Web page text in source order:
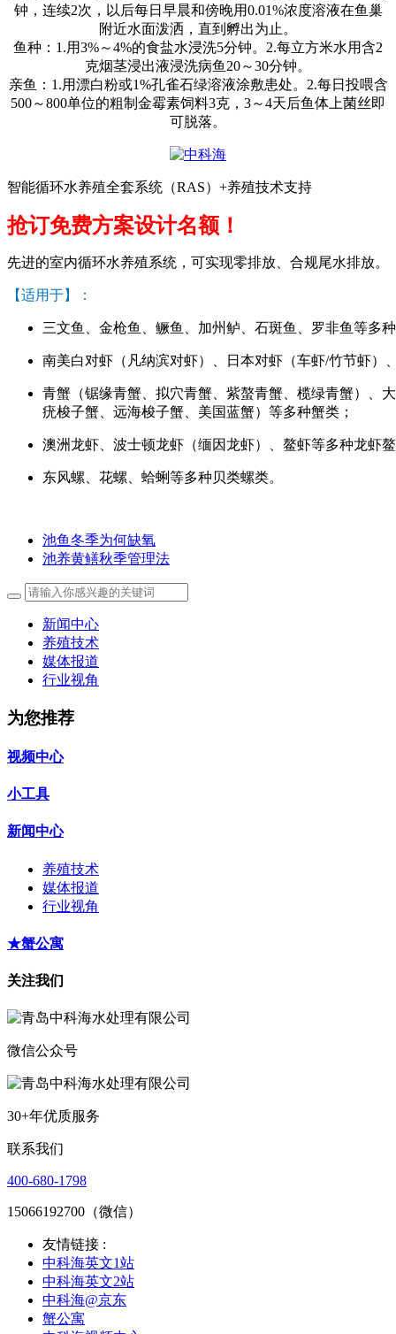
钟，连续2次，以后每日早晨和傍晚用0.01%浓度溶液在鱼巢
附近水面泼洒，直到孵出为止。
鱼种： 1.用3%～4%的食盐水浸洗5分钟。 2.每立方米水用含2
克烟茎浸出液浸洗病鱼 20～30分钟。
亲鱼： 1.用漂白粉或1%孔雀石绿溶液涂敷患处。 2.每日投喂含
500～800单位的粗制金霉素饲料3克， 3～4天后鱼体上菌丝即
可脱落。
智能循环水养殖全套系统（RAS）+养殖技术支持
抢订免费方案设计名额！
先进的室内循环水养殖系统，可实现零排放、合规尾水排放。
【适用于】：
三文鱼、金枪鱼、鳜鱼、加州鲈、石斑鱼、罗非鱼等多
南美白对虾（凡纳滨对虾）、日本对虾（车虾/竹节虾）
青蟹（锯缘青蟹、拟穴青蟹、紫螯青蟹、榄绿青蟹）、
疣梭子蟹、远海梭子蟹、美国蓝蟹）等多种蟹类；
澳洲龙虾、波士顿龙虾（缅因龙虾）、鳌虾等多种龙虾
东风螺、花螺、蛤蜊等多种贝类螺类。
池鱼冬季为何缺氧
池养黄鳝秋季管理法
新闻中心
养殖技术
媒体报道
行业视角
为您推荐
视频中心
小工具
新闻中心
养殖技术
媒体报道
行业视角
★蟹公寓
关注我们
微信公众号
30+年优质服务
联系我们
400-680-1798
15066192700（微信）
友情链接 :
中科海英文1站
中科海英文2站
中科海@京东
蟹公寓